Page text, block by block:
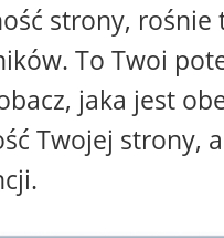
strony, rośnie
To Twoi
jaka jest
Twojej strony,